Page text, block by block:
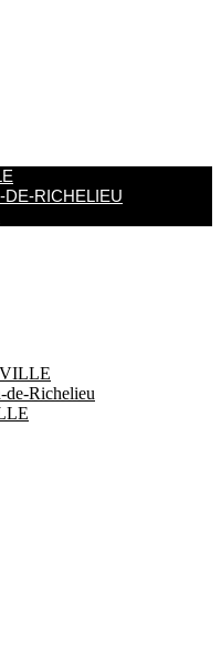
DE-RICHELIEU
de-Richelieu